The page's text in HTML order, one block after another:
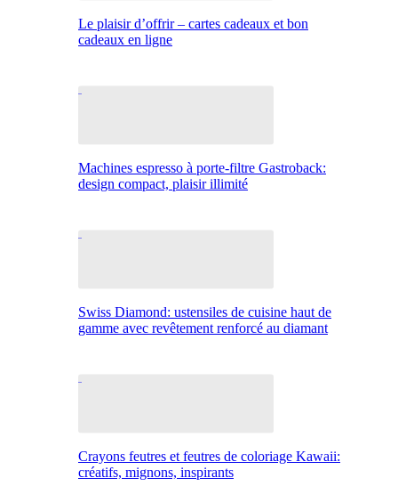
Le plaisir d’offrir – cartes cadeaux et bon
cadeaux en ligne
Machines espresso à porte-filtre Gastroback:
design compact, plaisir illimité
Swiss Diamond: ustensiles de cuisine haut de
gamme avec revêtement renforcé au diamant
Crayons feutres et feutres de coloriage Kawaii:
créatifs, mignons, inspirants